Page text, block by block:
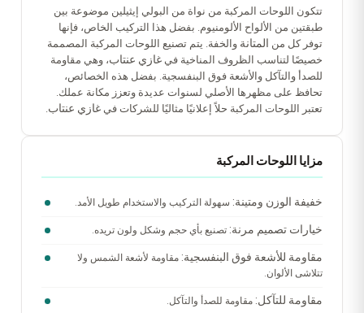
تتكون اللوحات المركبة من نواة من البولي إيثيلين موضوعة بين
طبقتين من الألواح الألومنيوم. بفضل هذا التركيب الخاص، فإنها
توفر كل من المتانة والخفة. يتم تصنيع اللوحات المركبة المصممة
خصيصًا لتناسب الظروف المناخية في غازي عنتاب، وهي مقاومة
للصدأ والتآكل والأشعة فوق البنفسجية. بفضل هذه الخصائص،
تحافظ على مظهرها الأصلي لسنوات عديدة وتعزز مكانة عملك.
تعتبر اللوحات المركبة حلاً إعلانيًا مثاليًا للشركات في غازي عنتاب.
مزايا اللوحات المركبة
خفيفة الوزن ومتينة: سهولة التركيب والاستخدام طويل الأمد.
خيارات تصميم مرنة: تصنيع بأي حجم وشكل ولون تريده.
مقاومة للأشعة فوق البنفسجية: مقاومة لأشعة الشمس ولا
تتلاشى الألوان.
مقاومة للتآكل: مقاومة للصدأ والتآكل.